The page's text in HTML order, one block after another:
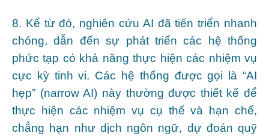
8. Kể từ đó, nghiên cứu AI đã tiến triển nhanh
chóng, dẫn đến sự phát triển các hệ thống
phức tạp có khả năng thực hiện các nhiệm vụ
cực kỳ tinh vi. Các hệ thống được gọi là “AI
hẹp” (narrow AI) này thường được thiết kế để
thực hiện các nhiệm vụ cụ thể và hạn chế,
chẳng hạn như dịch ngôn ngữ, dự đoán quỹ